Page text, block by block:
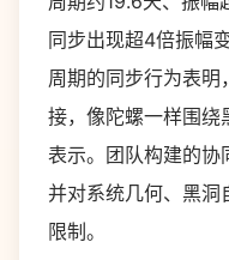
同步出现超4倍振幅
周期的同步行为表
接，像陀螺一样围绕
表示。团队构建的协
并对系统几何、黑洞
限制。